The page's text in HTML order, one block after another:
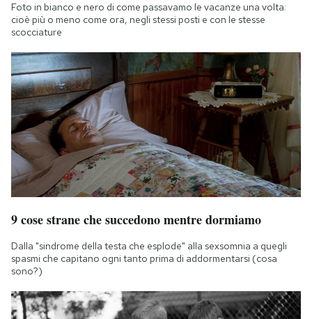
Foto in bianco e nero di come passavamo le vacanze una volta:
cioè più o meno come ora, negli stessi posti e con le stesse
scocciature
9 cose strane che succedono mentre dormiamo
Dalla "sindrome della testa che esplode" alla sexsomnia a quegli
spasmi che capitano ogni tanto prima di addormentarsi (cosa
sono?)